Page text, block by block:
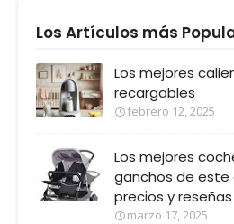
Los Artículos más
Los mejores
recargables
febrero 12, 2025
Los mejores
ganchos de este
precios y reseñas
marzo 17, 2025